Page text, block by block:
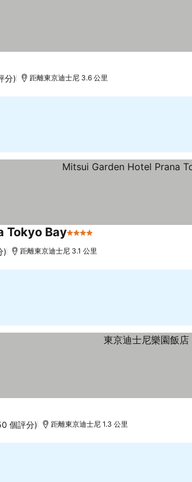
分) 距離東京迪士尼 3.6 公里
Tokyo Bay4 星級
) 距離東京迪士尼 3.1 公里
個評分) 距離東京迪士尼 1.3 公里